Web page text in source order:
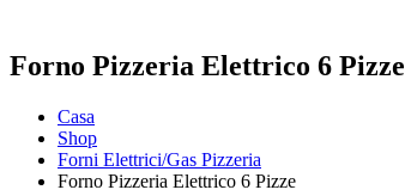
Forno Pizzeria Elettrico 6 Pizze
Casa
Shop
Forni Elettrici/Gas Pizzeria
Forno Pizzeria Elettrico 6 Pizze